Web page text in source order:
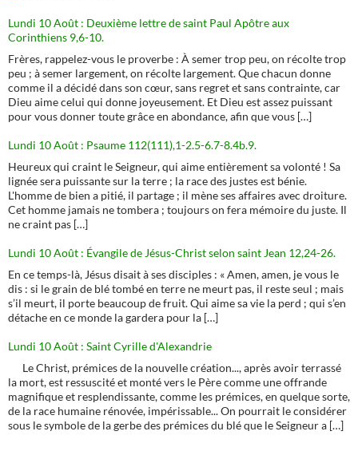
Lundi 10 Août : Deuxième lettre de saint Paul Apôtre aux
Corinthiens 9,6-10.
Frères, rappelez-vous le proverbe : À semer trop peu, on récolte trop
peu ; à semer largement, on récolte largement. Que chacun donne
comme il a décidé dans son cœur, sans regret et sans contrainte, car
Dieu aime celui qui donne joyeusement. Et Dieu est assez puissant
pour vous donner toute grâce en abondance, afin que vous […]
Lundi 10 Août : Psaume 112(111),1-2.5-6.7-8.4b.9.
Heureux qui craint le Seigneur, qui aime entièrement sa volonté ! Sa
lignée sera puissante sur la terre ; la race des justes est bénie.
L'homme de bien a pitié, il partage ; il mène ses affaires avec droiture.
Cet homme jamais ne tombera ; toujours on fera mémoire du juste. Il
ne craint pas […]
Lundi 10 Août : Évangile de Jésus-Christ selon saint Jean 12,24-26.
En ce temps-là, Jésus disait à ses disciples : « Amen, amen, je vous le
dis : si le grain de blé tombé en terre ne meurt pas, il reste seul ; mais
s’il meurt, il porte beaucoup de fruit. Qui aime sa vie la perd ; qui s’en
détache en ce monde la gardera pour la […]
Lundi 10 Août : Saint Cyrille d'Alexandrie
Le Christ, prémices de la nouvelle création..., après avoir terrassé
la mort, est ressuscité et monté vers le Père comme une offrande
magnifique et resplendissante, comme les prémices, en quelque sorte,
de la race humaine rénovée, impérissable... On pourrait le considérer
sous le symbole de la gerbe des prémices du blé que le Seigneur a […]